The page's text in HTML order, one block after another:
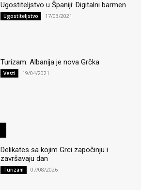
Ugostiteljstvo u Španiji: Digitalni barmen
Ugostiteljstvo 17/03/2021
Turizam: Albanija je nova Grčka
Vesti 19/04/2021
Delikates sa kojim Grci započinju i
završavaju dan
Turizam 07/08/2026